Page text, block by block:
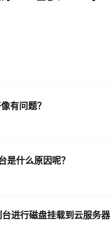
有问题？
什么原因呢？
进行磁盘挂载到云服务